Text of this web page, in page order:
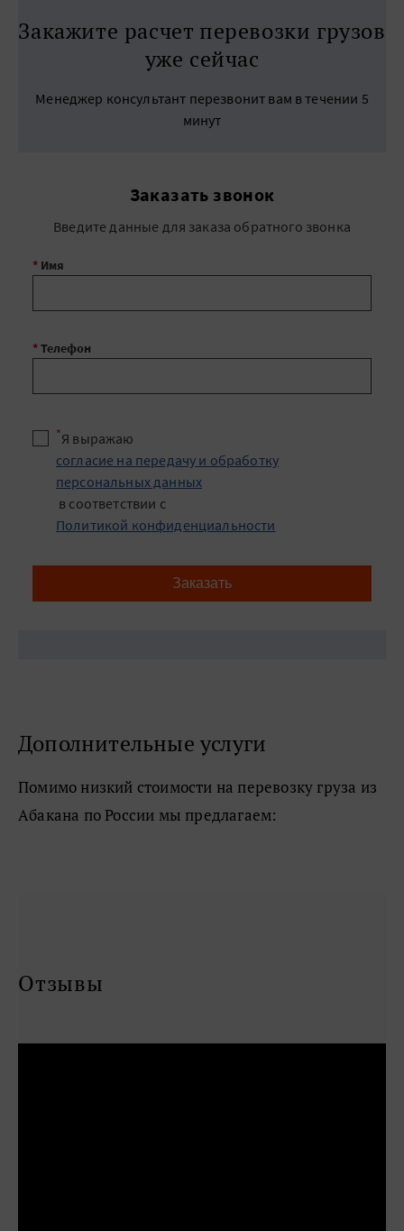
Закажите расчет перевозки грузов
уже сейчас
Менеджер консультант перезвонит вам в течении 5
минут
Заказать звонок
Введите данные для заказа обратного звонка
* Имя
*Телефон
*Я выражаю
согласие на передачу и обработку
персональных данных
в соответствии с
Политикой конфиденциальности
Заказать
Дополнительные услуги
Помимо низкий стоимости на перевозку груза из
Абакана по России мы предлагаем:
Отзывы